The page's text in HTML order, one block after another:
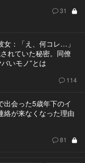
31
女：「え、何コレ…」
れていた秘密。同僚
いモノ”とは
114
出会った5歳年下のイ
絡が来なくなった理由
81